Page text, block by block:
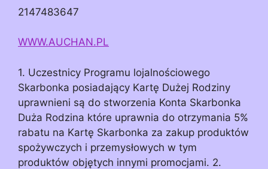
2147483647
WWW.AUCHAN.PL
1. Uczestnicy Programu lojalnościowego
Skarbonka posiadający Kartę Dużej Rodziny
uprawnieni są do stworzenia Konta Skarbonka
Duża Rodzina które uprawnia do otrzymania 5%
rabatu na Kartę Skarbonka za zakup produktów
spożywczych i przemysłowych w tym
produktów objętych innymi promocjami. 2.